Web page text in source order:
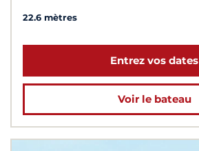
22.6 mètres
Entrez vos dates
Voir le bateau